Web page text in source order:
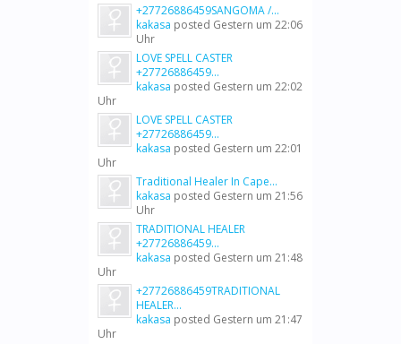
+27726886459SANGOMA /...
kakasa posted Gestern um 22:06
Uhr
LOVE SPELL CASTER
+27726886459...
kakasa posted Gestern um 22:02
Uhr
LOVE SPELL CASTER
+27726886459...
kakasa posted Gestern um 22:01
Uhr
Traditional Healer In Cape...
kakasa posted Gestern um 21:56
Uhr
TRADITIONAL HEALER
+27726886459...
kakasa posted Gestern um 21:48
Uhr
+27726886459TRADITIONAL
HEALER...
kakasa posted Gestern um 21:47
Uhr